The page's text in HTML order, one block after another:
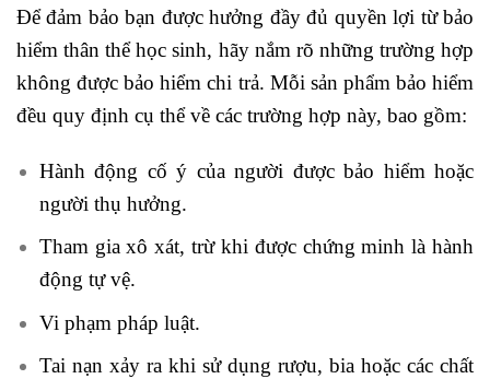
Để đảm bảo bạn được hưởng đầy đủ quyền lợi từ bảo
hiểm thân thể học sinh, hãy nắm rõ những trường hợp
không được bảo hiểm chi trả. Mỗi sản phẩm bảo hiểm
đều quy định cụ thể về các trường hợp này, bao gồm:
Hành động cố ý của người được bảo hiểm hoặc
người thụ hưởng.
Tham gia xô xát, trừ khi được chứng minh là hành
động tự vệ.
Vi phạm pháp luật.
Tai nạn xảy ra khi sử dụng rượu, bia hoặc các chất